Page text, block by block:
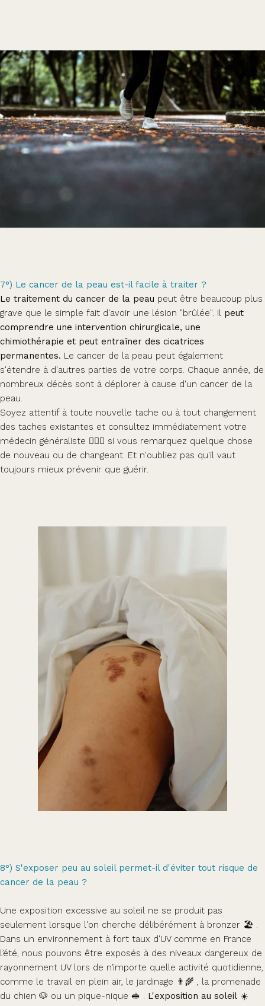
7°) Le cancer de la peau est-il facile à traiter ?
Le traitement du cancer de la peau peut être beaucoup plus
grave que le simple fait d'avoir une lésion "brûlée". Il peut
comprendre une intervention chirurgicale, une
chimiothérapie et peut entraîner des cicatrices
permanentes. Le cancer de la peau peut également
s'étendre à d'autres parties de votre corps. Chaque année, de
nombreux décès sont à déplorer à cause d'un cancer de la
peau.
Soyez attentif à toute nouvelle tache ou à tout changement
des taches existantes et consultez immédiatement votre
médecin généraliste 👨🏻‍⚕️ si vous remarquez quelque chose
de nouveau ou de changeant. Et n'oubliez pas qu'il vaut
toujours mieux prévenir que guérir.
8°) S'exposer peu au soleil permet-il d'éviter tout risque de
cancer de la peau ?
Une exposition excessive au soleil ne se produit pas
seulement lorsque l'on cherche délibérément à bronzer 🏖️ .
Dans un environnement à fort taux d'UV comme en France
l’été, nous pouvons être exposés à des niveaux dangereux de
rayonnement UV lors de n’importe quelle activité quotidienne,
comme le travail en plein air, le jardinage 👨‍🌾 , la promenade
du chien 🐶 ou un pique-nique 🥪 . L'exposition au soleil ☀️